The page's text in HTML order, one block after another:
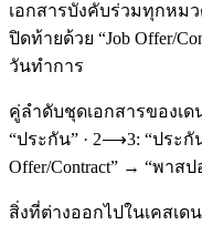
เอกสารบังคับร่วมทุกหมว
ปิดท้ายด้วย “Job Offer/
วันทำการ
คู่ลำดับชุดเอกสารของเ
“ประกัน” · 2⟶3: “ประกั
Offer/Contract” → “พาสป
สิ่งที่ต่างออกไปในเคสเดน